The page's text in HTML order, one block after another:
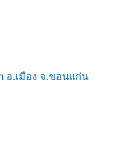
อ.เมือง จ.ขอนแก่น